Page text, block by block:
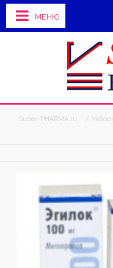
МЕНЮ
Super-PHARMA.ru /